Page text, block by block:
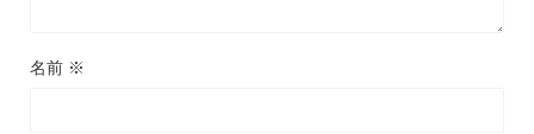
名前 ※